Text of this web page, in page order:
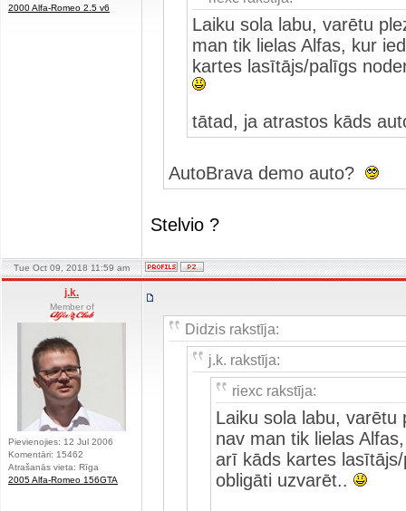
2000 Alfa-Romeo 2.5 v6
Laiku sola labu, varētu
man tik lielas Alfas, kur
kartes lasītājs/palīgs
tātad, ja atrastos kāds
AutoBrava demo auto?
Stelvio ?
Tue Oct 09, 2018 11:59 am
j.k.
Member of
Pievienojies: 12 Jul 2006
Komentāri: 15462
Atrašanās vieta: Rīga
2005 Alfa-Romeo 156GTA
Didzis rakstīja:
j.k. rakstīja:
riexc rakstīja:
Laiku sola labu,
nav man tik lielas
arī kāds kartes
obligāti uzvarēt..